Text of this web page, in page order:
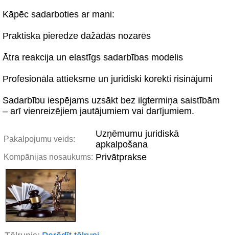
Kāpēc sadarboties ar mani:
Praktiska pieredze dažādās nozarēs
Ātra reakcija un elastīgs sadarbības modelis
Profesionāla attieksme un juridiski korekti risinājumi
Sadarbību iespējams uzsākt bez ilgtermiņa saistībām
– arī vienreizējiem jautājumiem vai darījumiem.
Pakalpojumu veids:
Uzņēmumu juridiskā
apkalpošana
Kompānijas nosaukums: Privātprakse